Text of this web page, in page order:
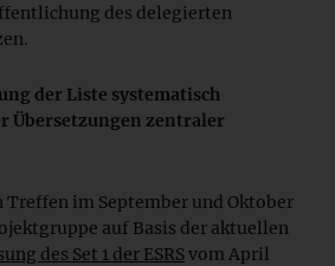
des delegierten
der Liste systematisch
Übersetzungen zentraler
Treffen im September und Oktober
auf Basis der aktuellen
des Set 1 der ESRSvom April